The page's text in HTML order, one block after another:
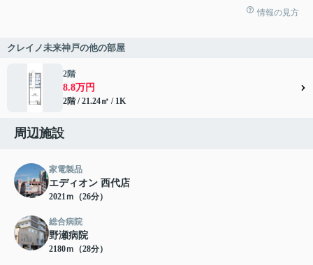
情報の見方
クレイノ未来神戸の他の部屋
2階
8.8万円
2階 / 21.24㎡ / 1K
周辺施設
家電製品
エディオン 西代店
2021ｍ（26分）
総合病院
野瀬病院
2180ｍ（28分）